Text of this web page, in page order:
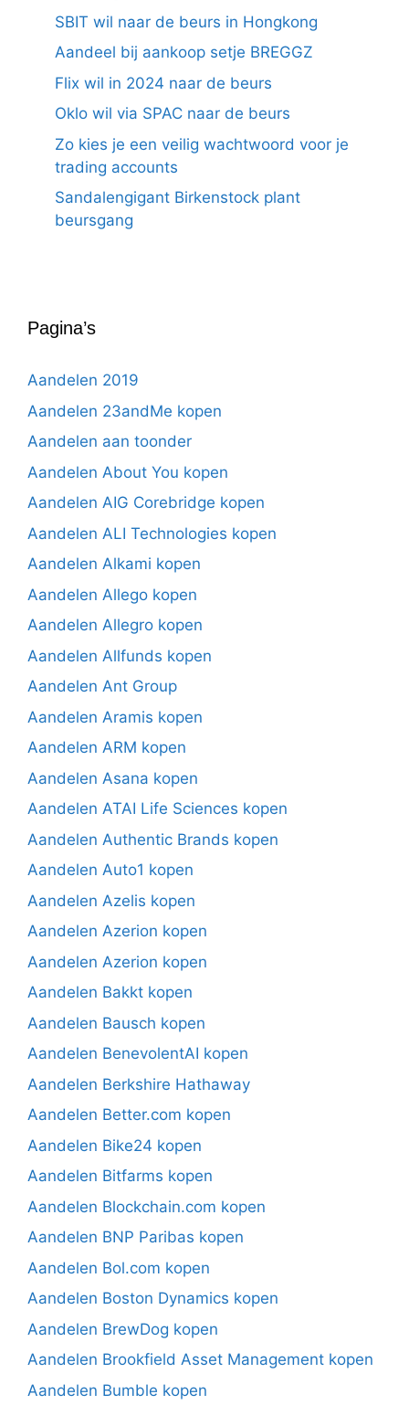
SBIT wil naar de beurs in Hongkong
Aandeel bij aankoop setje BREGGZ
Flix wil in 2024 naar de beurs
Oklo wil via SPAC naar de beurs
Zo kies je een veilig wachtwoord voor je
trading accounts
Sandalengigant Birkenstock plant
beursgang
Pagina’s
Aandelen 2019
Aandelen 23andMe kopen
Aandelen aan toonder
Aandelen About You kopen
Aandelen AIG Corebridge kopen
Aandelen ALI Technologies kopen
Aandelen Alkami kopen
Aandelen Allego kopen
Aandelen Allegro kopen
Aandelen Allfunds kopen
Aandelen Ant Group
Aandelen Aramis kopen
Aandelen ARM kopen
Aandelen Asana kopen
Aandelen ATAI Life Sciences kopen
Aandelen Authentic Brands kopen
Aandelen Auto1 kopen
Aandelen Azelis kopen
Aandelen Azerion kopen
Aandelen Azerion kopen
Aandelen Bakkt kopen
Aandelen Bausch kopen
Aandelen BenevolentAI kopen
Aandelen Berkshire Hathaway
Aandelen Better.com kopen
Aandelen Bike24 kopen
Aandelen Bitfarms kopen
Aandelen Blockchain.com kopen
Aandelen BNP Paribas kopen
Aandelen Bol.com kopen
Aandelen Boston Dynamics kopen
Aandelen BrewDog kopen
Aandelen Brookfield Asset Management kopen
Aandelen Bumble kopen